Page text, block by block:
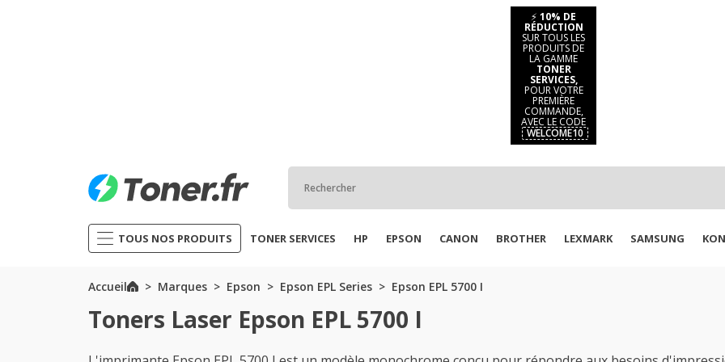
⚡ 10% DE
RÉDUCTION
SUR TOUS LES
PRODUITS DE
LA GAMME
TONER
SERVICES,
POUR VOTRE
PREMIÈRE
COMMANDE,
AVEC LE CODE
WELCOME10
TOUS NOS PRODUITS TONER SERVICES HP EPSON CANON BROTHER LEXMARK SAMSUNG
Accueil Marques Epson Epson EPL Series Epson EPL 5700 I
Toners Laser Epson EPL 5700 I